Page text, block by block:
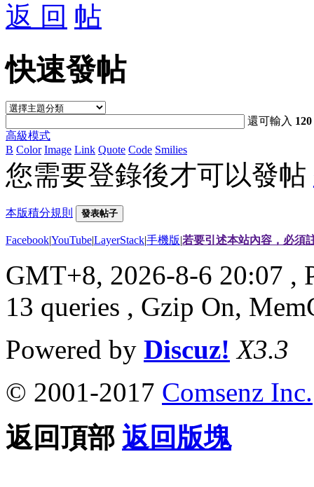
返 回
快速發帖
還可輸入 120
高級模式
B Color Image Link Quote Code Smilies
您需要登錄後才可以發帖
本版積分規則 發表帖子
Facebook|YouTube|LayerStack|手機版|若要引述本站內容，必須
GMT+8, 2026-8-6 20:07 ,
13 queries , Gzip On,
Powered by Discuz! X3.3
© 2001-2017 Comsenz Inc.
返回頂部 返回版塊